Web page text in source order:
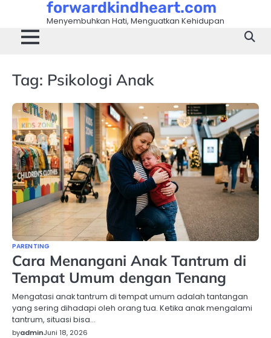
content
forwardkindheart.com
Menyembuhkan Hati, Menguatkan Kehidupan
Tag: Psikologi Anak
PARENTING
Cara Menangani Anak Tantrum di
Tempat Umum dengan Tenang
Mengatasi anak tantrum di tempat umum adalah tantangan
yang sering dihadapi oleh orang tua. Ketika anak mengalami
tantrum, situasi bisa…
byadminJuni 18, 2026